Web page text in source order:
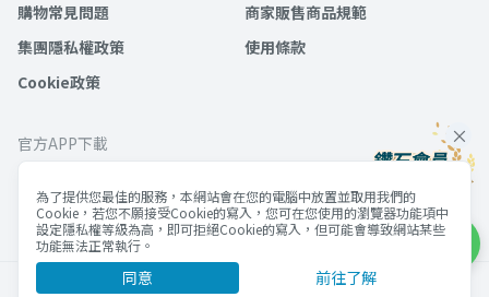
購物常見問題
商家販售商品規範
集團隱私權政策
使用條款
Cookie政策
官方APP下載
©歐簿客科技股份有限公司 版權所有
為了提供您最佳的服務，本網站會在您的電腦中放置並取用我們的
Cookie，若您不願接受Cookie的寫入，您可在您使用的瀏覽器功能項中
設定隱私權等級為高，即可拒絕Cookie的寫入，但可能會導致網站某些
功能無法正常執行。
同意 前往了解